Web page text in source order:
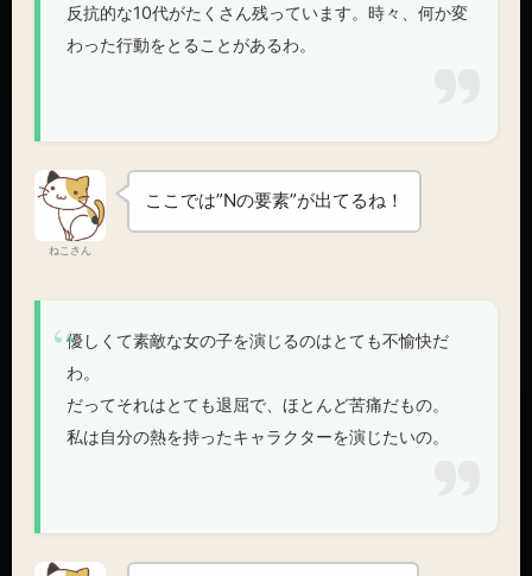
反抗的な10代がたくさん残っています。時々、何か変
わった行動をとることがあるわ。
ねこさん
ここでは”Nの要素”が出てるね！
優しくて素敵な女の子を演じるのはとても不愉快だ
わ。
だってそれはとても退屈で、ほとんど苦痛だもの。
私は自分の熱を持ったキャラクターを演じたいの。